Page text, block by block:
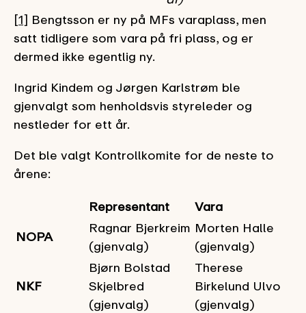
[1] Bengtsson er ny på MFs varaplass, men
satt tidligere som vara på fri plass, og er
dermed ikke egentlig ny.
Ingrid Kindem og Jørgen Karlstrøm ble
gjenvalgt som henholdsvis styreleder og
nestleder for ett år.
Det ble valgt Kontrollkomite for de neste to
årene:
Representant
Vara
NOPA
Ragnar Bjerkreim
(gjenvalg)
Morten Halle
(gjenvalg)
NKF
Bjørn Bolstad
Skjelbred
(gjenvalg)
Therese
Birkelund Ulvo
(gjenvalg)